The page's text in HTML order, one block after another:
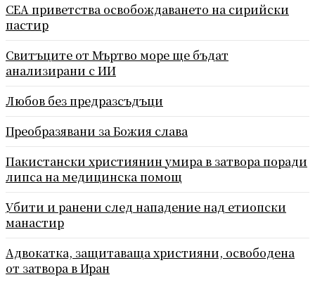
СЕА приветства освобождаването на сирийски
пастир
Свитъците от Мъртво море ще бъдат
анализирани с ИИ
Любов без предразсъдъци
Преобразявани за Божия слава
Пакистански християнин умира в затвора поради
липса на медицинска помощ
Убити и ранени след нападение над етиопски
манастир
Адвокатка, защитаваща християни, освободена
от затвора в Иран